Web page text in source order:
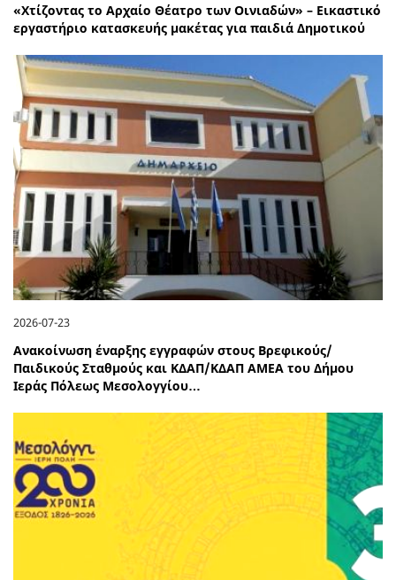
«Χτίζοντας το Αρχαίο Θέατρο των Οινιαδών» – Εικαστικό
εργαστήριο κατασκευής μακέτας για παιδιά Δημοτικού
2026-07-23
Ανακοίνωση έναρξης εγγραφών στους Βρεφικούς/
Παιδικούς Σταθμούς και ΚΔΑΠ/ΚΔΑΠ ΑΜΕΑ του Δήμου
Ιεράς Πόλεως Μεσολογγίου…